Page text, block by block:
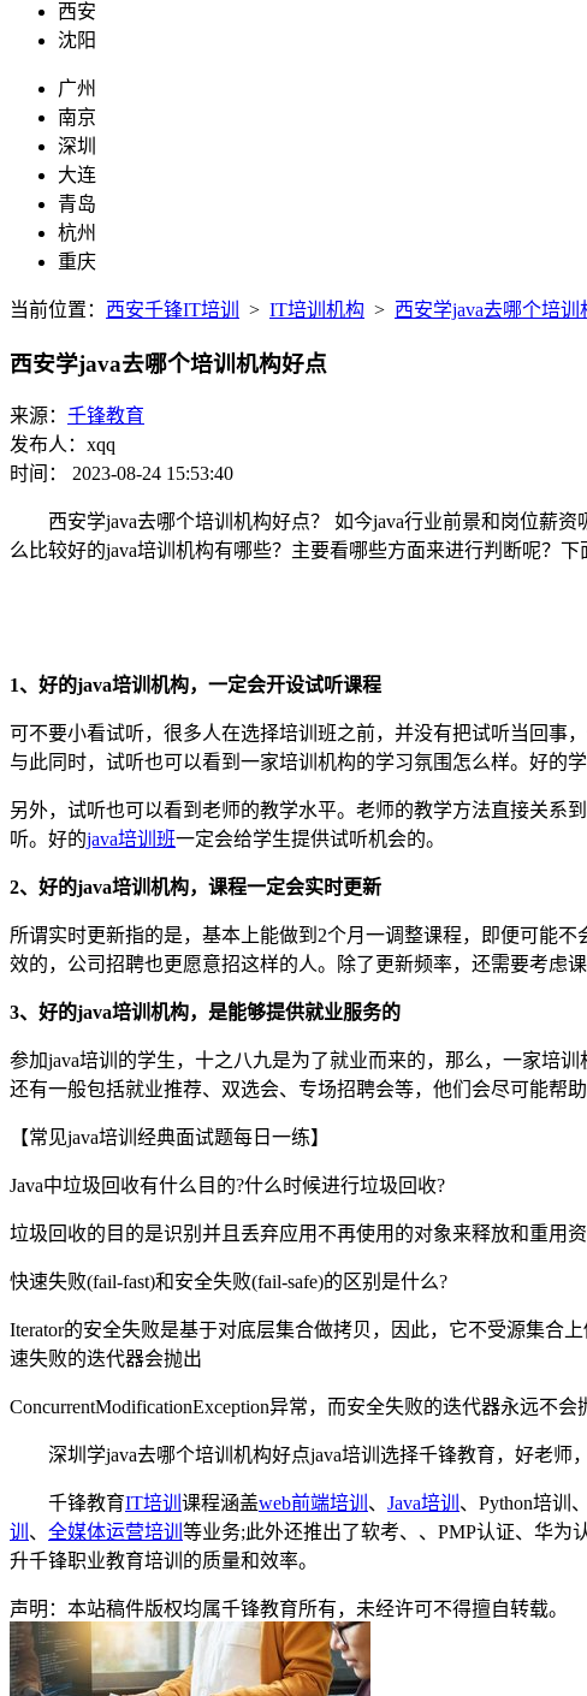
西安
沈阳
广州
南京
深圳
大连
青岛
杭州
重庆
当前位置： 西安千锋IT培训 > IT培训机构 > 西安学java去哪个培训
西安学java去哪个培训机构好点
来源： 千锋教育
发布人：xqq
时间： 2023-08-24 15:53:40
西安学java去哪个培训机构好点？ 如今java行业前景和岗位薪
么比较好的java培训机构有哪些？主要看哪些方面来进行判断呢？
1、好的java培训机构，一定会开设试听课程
可不要小看试听，很多人在选择培训班之前，并没有把试听当回事
与此同时，试听也可以看到一家培训机构的学习氛围怎么样。好的
另外，试听也可以看到老师的教学水平。老师的教学方法直接关系
听。好的java培训班一定会给学生提供试听机会的。
2、好的java培训机构，课程一定会实时更新
所谓实时更新指的是，基本上能做到2个月一调整课程，即便可能
效的，公司招聘也更愿意招这样的人。除了更新频率，还需要考虑
3、好的java培训机构，是能够提供就业服务的
参加java培训的学生，十之八九是为了就业而来的，那么，一家培
还有一般包括就业推荐、双选会、专场招聘会等，他们会尽可能帮助
【常见java培训经典面试题每日一练】
Java中垃圾回收有什么目的?什么时候进行垃圾回收?
垃圾回收的目的是识别并且丢弃应用不再使用的对象来释放和重用资
快速失败(fail-fast)和安全失败(fail-safe)的区别是什么?
Iterator的安全失败是基于对底层集合做拷贝，因此，它不受源集合
速失败的迭代器会抛出
ConcurrentModificationException异常，而安全失败的迭代器永远不会
深圳学java去哪个培训机构好点java培训选择千锋教育，好老师
千锋教育IT培训 课程涵盖web前端培训 、 Java培训 、Python培训、
训 、 全媒体运营培训 等业务;此外还推出了软考、、PMP认证、华
升千锋职业教育培训的质量和效率。
声明：本站稿件版权均属千锋教育所有，未经许可不得擅自转载。